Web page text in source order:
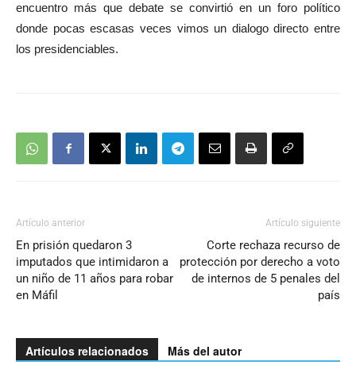
encuentro más que debate se convirtió en un foro político
donde pocas escasas veces vimos un dialogo directo entre
los presidenciables.
Artículo anterior
En prisión quedaron 3
imputados que intimidaron a
un niño de 11 años para robar
en Máfil
Artículo siguiente
Corte rechaza recurso de
protección por derecho a voto
de internos de 5 penales del
país
Artículos relacionados Más del autor